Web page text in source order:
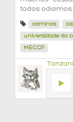
todos
caminos
universidade da
MECCP